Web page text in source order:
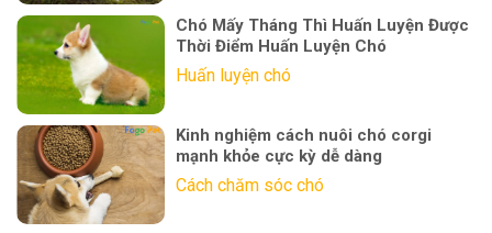
Chó Mấy Tháng Thì Huấn Luyện Được
Thời Điểm Huấn Luyện Chó
Huấn luyện chó
Kinh nghiệm cách nuôi chó corgi
mạnh khỏe cực kỳ dễ dàng
Cách chăm sóc chó